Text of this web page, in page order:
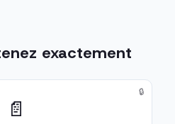
exactement
📄
🔒